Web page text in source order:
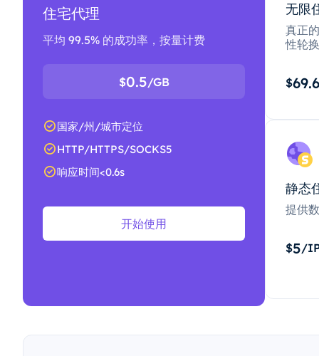
住宅代理
平均 99.5% 的成功率，按量计费
$0.5/GB
国家/州/城市定位
HTTP/HTTPS/SOCKS5
响应时间<0.6s
开始使用
无限
真正
性轮
$
静态
提供
$5/